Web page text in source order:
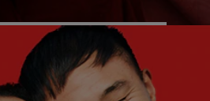
QUE NECESITA?